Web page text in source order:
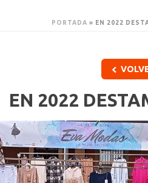
PORTADA » EN 2022
EN 2022